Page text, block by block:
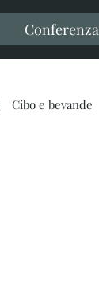
Cibo e bevande
Conferenza